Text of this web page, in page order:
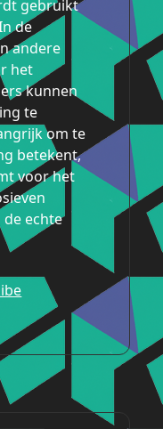
gebruikt
de
andere
het
kunnen
te
om te
betekent,
voor het
echte